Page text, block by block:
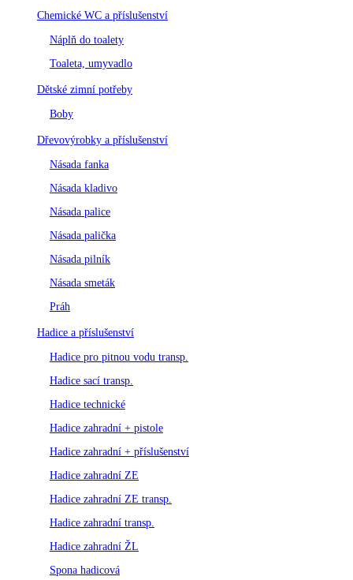
Chemické WC a příslušenství
Náplň do toalety
Toaleta, umyvadlo
Dětské zimní potřeby
Boby
Dřevovýrobky a příslušenství
Násada fanka
Násada kladivo
Násada palice
Násada palička
Násada pilník
Násada smeták
Práh
Hadice a příslušenství
Hadice pro pitnou vodu transp.
Hadice sací transp.
Hadice technické
Hadice zahradní + pistole
Hadice zahradní + příslušenství
Hadice zahradní ZE
Hadice zahradní ZE transp.
Hadice zahradní transp.
Hadice zahradní ŽL
Spona hadicová